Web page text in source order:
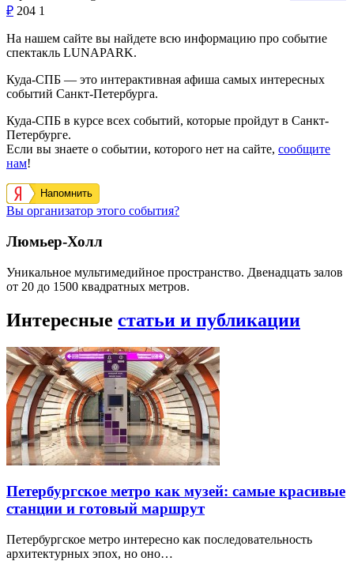
₽ 204 1
На нашем сайте вы найдете всю информацию про событие
спектакль LUNAPARK.
Куда-СПБ — это интерактивная афиша самых интересных
событий Санкт-Петербурга.
Куда-СПБ в курсе всех событий, которые пройдут в Санкт-
Петербурге.
Если вы знаете о событии, которого нет на сайте, сообщите
нам!
Напомнить
Вы организатор этого события?
Люмьер-Холл
Уникальное мультимедийное пространство. Двенадцать залов
от 20 до 1500 квадратных метров.
Интересные статьи и публикации
Петербургское метро как музей: самые красивые
станции и готовый маршрут
Петербургское метро интересно как последовательность
архитектурных эпох, но оно…